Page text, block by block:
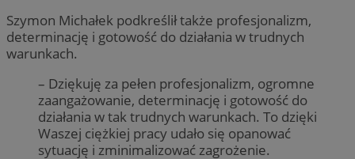
Szymon Michałek podkreślił także profesjonalizm,
determinację i gotowość do działania w trudnych
warunkach.
– Dziękuję za pełen profesjonalizm, ogromne
zaangażowanie, determinację i gotowość do
działania w tak trudnych warunkach. To dzięki
Waszej ciężkiej pracy udało się opanować
sytuację i zminimalizować zagrożenie.